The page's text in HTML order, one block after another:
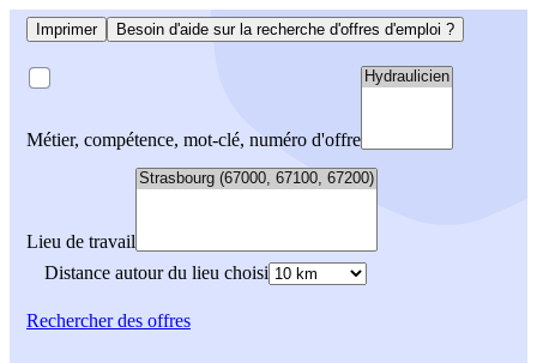
Imprimer Besoin d'aide sur la recherche d'offres d'emploi ?
Métier, compétence, mot-clé, numéro d'offre
Lieu de travail
Distance autour du lieu choisi
Rechercherdes offres